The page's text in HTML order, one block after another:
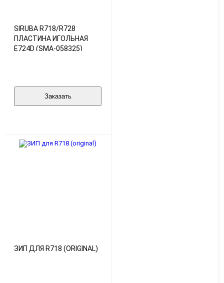
SIRUBA R718/R728
ПЛАСТИНА ИГОЛЬНАЯ
E724D (SMA-058325)
Заказать
ЗИП ДЛЯ R718 (ORIGINAL)